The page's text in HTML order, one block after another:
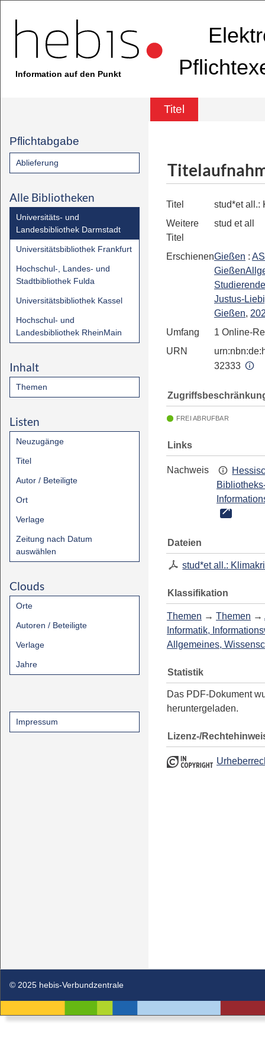
Information auf den Punkt
Titel
Pflichtabgabe
Ablieferung
Alle Bibliotheken
Universitäts- und
Landesbibliothek Darmstadt
Universitätsbibliothek Frankfurt
Hochschul-, Landes- und
Stadtbibliothek Fulda
Universitätsbibliothek Kassel
Hochschul- und
Landesbibliothek RheinMain
Inhalt
Themen
Listen
Neuzugänge
Titel
Autor / Beteiligte
Ort
Verlage
Zeitung nach Datum
auswählen
Clouds
Orte
Autoren / Beteiligte
Verlage
Jahre
Impressum
Titel
stud*et all.:
Weitere
Titel
stud et all
ErschienenGießen :
Justus-
Gießen,
Umfang
1 Online-
URN
32333
FREI ABRUFBAR
Links
Nachweis
Dateien
stud*et all.:
Klassifikation
Themen → Themen →
Informatik,
Allgemeines,
Statistik
Das PDF-Dokument
heruntergeladen.
Lizenz-/
© 2025 hebis-Verbundzentrale